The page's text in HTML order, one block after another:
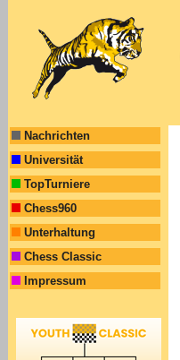
Nachrichten
Universität
TopTurniere
Chess960
Unterhaltung
Chess Classic
Impressum